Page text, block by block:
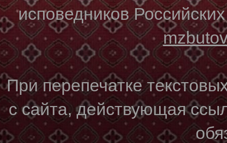
исповедников
При перепечатке
с сайта, действующая